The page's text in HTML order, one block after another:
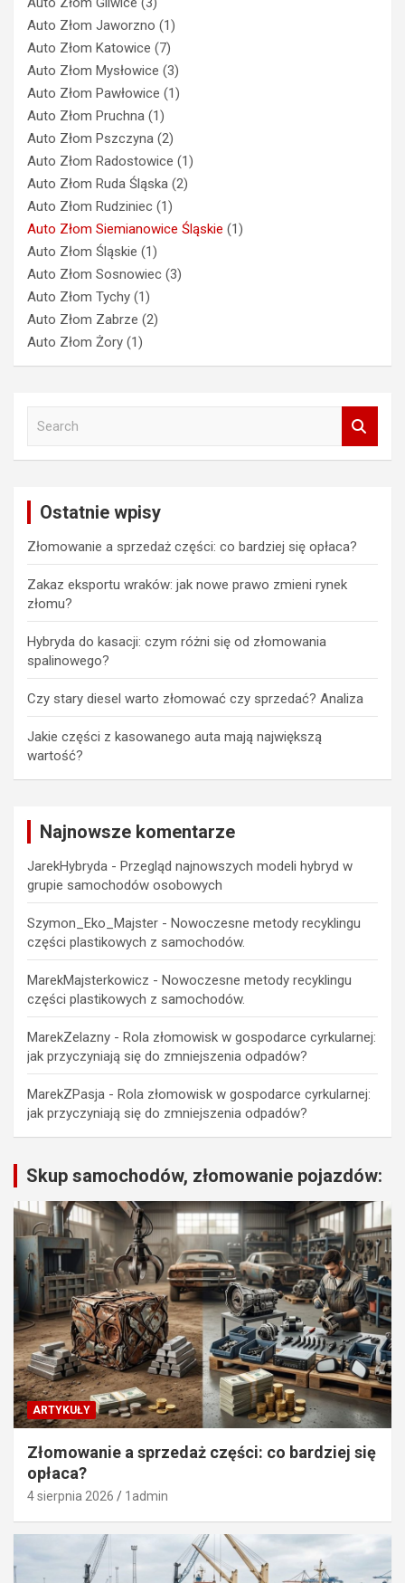
Auto Złom Jaworzno (1)
Auto Złom Katowice (7)
Auto Złom Mysłowice (3)
Auto Złom Pawłowice (1)
Auto Złom Pruchna (1)
Auto Złom Pszczyna (2)
Auto Złom Radostowice (1)
Auto Złom Ruda Śląska (2)
Auto Złom Rudziniec (1)
Auto Złom Siemianowice Śląskie (1)
Auto Złom Śląskie (1)
Auto Złom Sosnowiec (3)
Auto Złom Tychy (1)
Auto Złom Zabrze (2)
Auto Złom Żory (1)
Ostatnie wpisy
Złomowanie a sprzedaż części: co bardziej się opłaca?
Zakaz eksportu wraków: jak nowe prawo zmieni rynek
złomu?
Hybryda do kasacji: czym różni się od złomowania
spalinowego?
Czy stary diesel warto złomować czy sprzedać? Analiza
Jakie części z kasowanego auta mają największą
wartość?
Najnowsze komentarze
JarekHybryda - Przegląd najnowszych modeli hybryd w
grupie samochodów osobowych
Szymon_Eko_Majster - Nowoczesne metody recyklingu
części plastikowych z samochodów.
MarekMajsterkowicz - Nowoczesne metody recyklingu
części plastikowych z samochodów.
MarekZelazny - Rola złomowisk w gospodarce cyrkularnej:
jak przyczyniają się do zmniejszenia odpadów?
MarekZPasja - Rola złomowisk w gospodarce cyrkularnej:
jak przyczyniają się do zmniejszenia odpadów?
Skup samochodów, złomowanie pojazdów:
ARTYKUŁY
Złomowanie a sprzedaż części: co bardziej się
opłaca?
4 sierpnia 2026 1admin